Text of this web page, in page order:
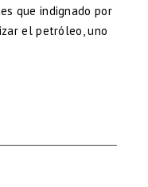
que indignado por
el petróleo, uno